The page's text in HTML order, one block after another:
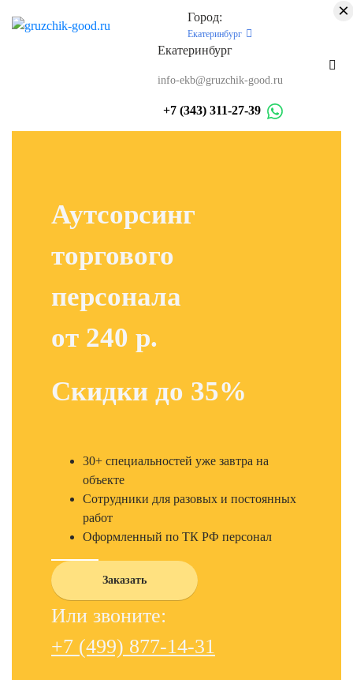
Город:
Екатеринбург
Екатеринбург
info-ekb@gruzchik-good.ru
+7 (343) 311-27-39
Аутсорсинг
торгового
персонала
от 240 р.
Скидки до 35%
30+ специальностей уже завтра на
объекте
Сотрудники для разовых и постоянных
работ
Оформленный по ТК РФ персонал
Заказать
Или звоните:
+7 (499) 877-14-31
×